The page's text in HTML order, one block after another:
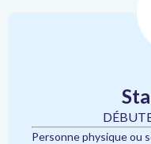
Personne physique ou